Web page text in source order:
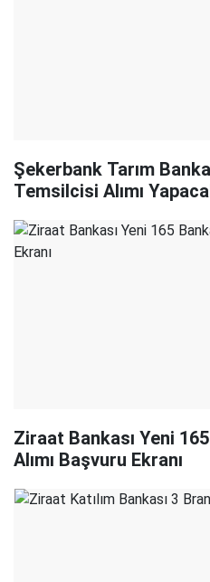
Şekerbank Tarım
Temsilcisi Alımı
Ziraat Bankası Yeni
Alımı Başvuru Ekranı